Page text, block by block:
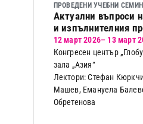
ПРОВЕДЕНИ УЧЕБНИ
Актуални въпроси
и изпълнителния
12 март 2026– 13 март
Конгресен център
зала „Азия“
Лектори: Стефан
Машев, Емануела
Обретенова